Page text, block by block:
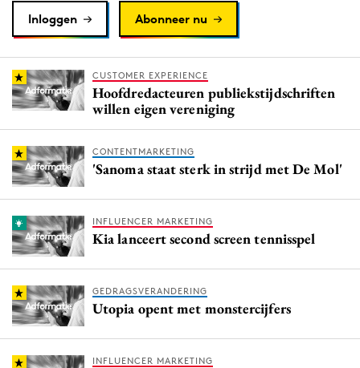
Reputatie & crisis
Inloggen Abonneer nu
CUSTOMER EXPERIENCE
Hoofdredacteuren publiekstijdschriften
willen eigen vereniging
CONTENTMARKETING
'Sanoma staat sterk in strijd met De Mol'
INFLUENCER MARKETING
Kia lanceert second screen tennisspel
GEDRAGSVERANDERING
Utopia opent met monstercijfers
INFLUENCER MARKETING